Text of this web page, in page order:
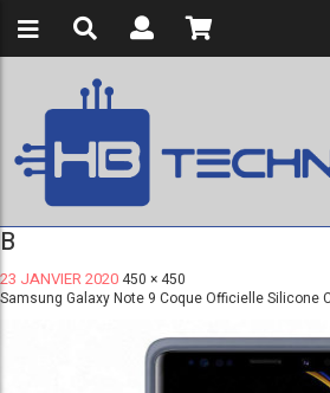
B
23 JANVIER 2020 450 × 450
Samsung Galaxy Note 9 Coque Officielle Silicone